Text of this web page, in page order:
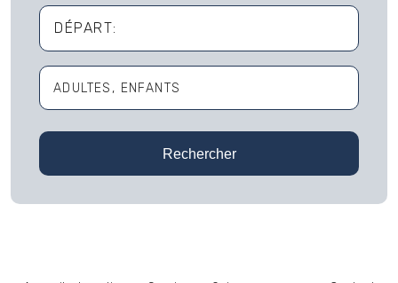
DÉPART:
ADULTES ENFANTS
Rechercher